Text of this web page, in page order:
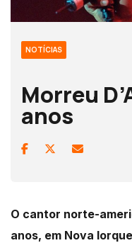
NOTÍCIAS
Morreu
anos
O cantor norte-
anos, em Nova